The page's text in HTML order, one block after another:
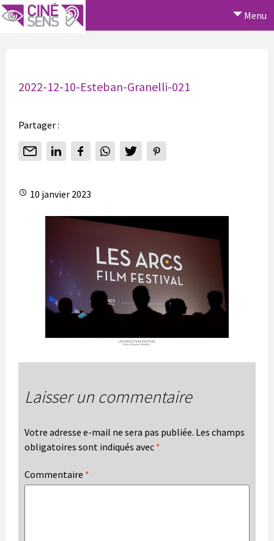
Menu
2022-12-10-Esteban-Granelli-021
Partager :
10 janvier 2023
Laisser un commentaire
Votre adresse e-mail ne sera pas publiée. Les champs
obligatoires sont indiqués avec *
Commentaire *